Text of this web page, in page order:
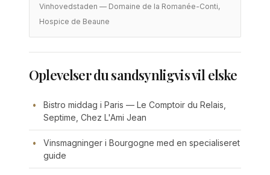
Vinhovedstaden — Domaine de la Romanée-Conti,
Hospice de Beaune
Oplevelser du sandsynligvis vil elske
Bistro middag i Paris — Le Comptoir du Relais,
Septime, Chez L'Ami Jean
Vinsmagninger i Bourgogne med en specialiseret
guide